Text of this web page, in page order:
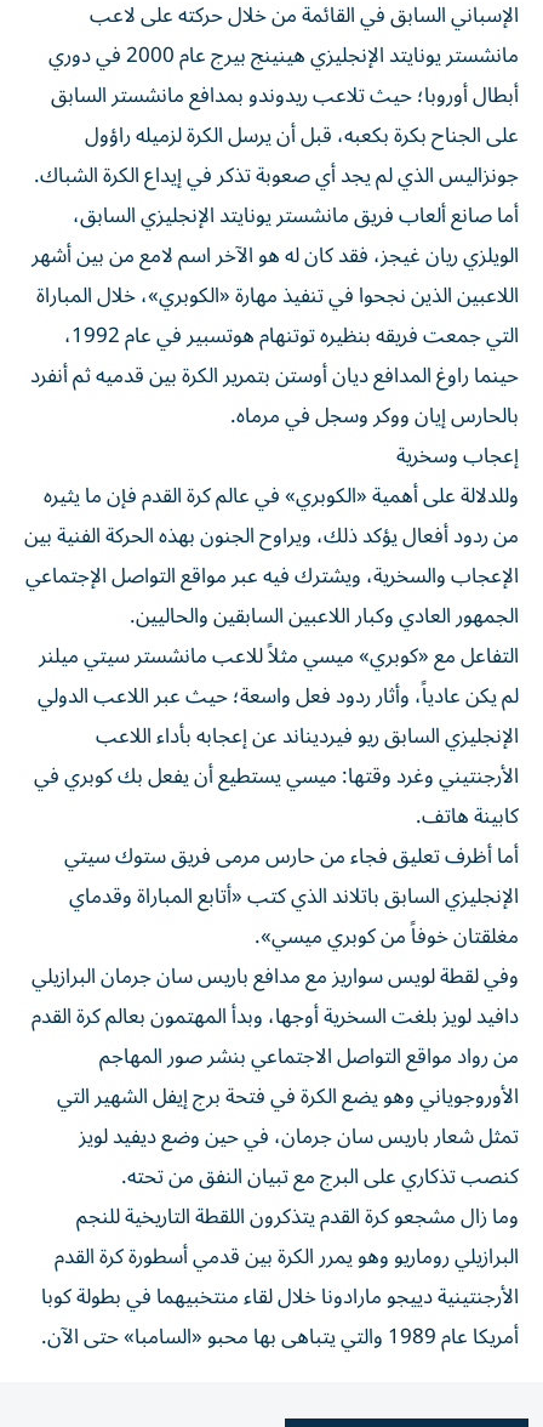
الإسباني السابق في القائمة من خلال حركته على لاعب
مانشستر يونايتد الإنجليزي هينينج بيرج عام 2000 في دوري
أبطال أوروبا؛ حيث تلاعب ريدوندو بمدافع مانشستر السابق
على الجناح بكرة بكعبه، قبل أن يرسل الكرة لزميله راؤول
جونزاليس الذي لم يجد أي صعوبة تذكر في إيداع الكرة الشباك.
أما صانع ألعاب فريق مانشستر يونايتد الإنجليزي السابق،
الويلزي ريان غيجز، فقد كان له هو الآخر اسم لامع من بين أشهر
اللاعبين الذين نجحوا في تنفيذ مهارة «الكوبري»، خلال المباراة
التي جمعت فريقه بنظيره توتنهام هوتسبير في عام 1992،
حينما راوغ المدافع ديان أوستن بتمرير الكرة بين قدميه ثم أنفرد
بالحارس إيان ووكر وسجل في مرماه.
إعجاب وسخرية
وللدلالة على أهمية «الكوبري» في عالم كرة القدم فإن ما يثيره
من ردود أفعال يؤكد ذلك، ويراوح الجنون بهذه الحركة الفنية بين
الإعجاب والسخرية، ويشترك فيه عبر مواقع التواصل الإجتماعي
الجمهور العادي وكبار اللاعبين السابقين والحاليين.
التفاعل مع «كوبري» ميسي مثلاً للاعب مانشستر سيتي ميلنر
لم يكن عادياً، وأثار ردود فعل واسعة؛ حيث عبر اللاعب الدولي
الإنجليزي السابق ريو فيرديناند عن إعجابه بأداء اللاعب
الأرجنتيني وغرد وقتها: ميسي يستطيع أن يفعل بك كوبري في
كابينة هاتف.
أما أظرف تعليق فجاء من حارس مرمى فريق ستوك سيتي
الإنجليزي السابق باتلاند الذي كتب «أتابع المباراة وقدماي
مغلقتان خوفاً من كوبري ميسي».
وفي لقطة لويس سواريز مع مدافع باريس سان جرمان البرازيلي
دافيد لويز بلغت السخرية أوجها، وبدأ المهتمون بعالم كرة القدم
من رواد مواقع التواصل الاجتماعي بنشر صور المهاجم
الأوروجوياني وهو يضع الكرة في فتحة برج إيفل الشهير التي
تمثل شعار باريس سان جرمان، في حين وضع ديفيد لويز
كنصب تذكاري على البرج مع تبيان النفق من تحته.
وما زال مشجعو كرة القدم يتذكرون اللقطة التاريخية للنجم
البرازيلي روماريو وهو يمرر الكرة بين قدمي أسطورة كرة القدم
الأرجنتينية دييجو مارادونا خلال لقاء منتخبيهما في بطولة كوبا
أمريكا عام 1989 والتي يتباهى بها محبو «السامبا» حتى الآن.